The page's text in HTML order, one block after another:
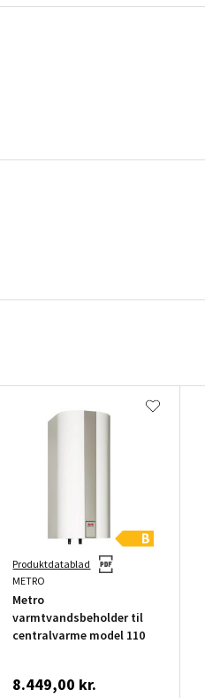
Produktdatablad
METRO
Metro
varmtvandsbeholder til
centralvarme model 110
8.449,00 kr.